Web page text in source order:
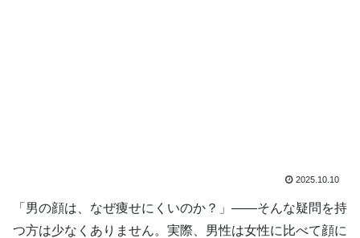
2025.10.10
「男の顔は、なぜ痩せにくいのか？」――そんな疑問を持
つ方は少なくありません。実際、男性は女性に比べて顔に